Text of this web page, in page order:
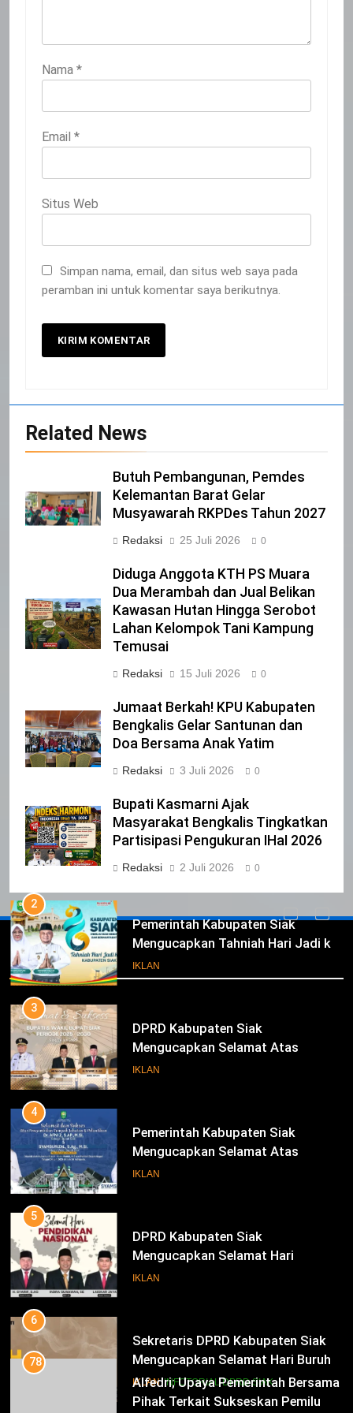
Nama *
Email *
Situs Web
Simpan nama, email, dan situs web saya pada
peramban ini untuk komentar saya berikutnya.
Related News
Butuh Pembangunan, Pemdes
Kelemantan Barat Gelar
Musyawarah RKPDes Tahun 2027
Redaksi 25 Juli 2026 0
Diduga Anggota KTH PS Muara
Dua Merambah dan Jual Belikan
Kawasan Hutan Hingga Serobot
Lahan Kelompok Tani Kampung
Temusai
Redaksi 15 Juli 2026 0
Jumaat Berkah! KPU Kabupaten
Bengkalis Gelar Santunan dan
Doa Bersama Anak Yatim
Redaksi 3 Juli 2026 0
Bupati Kasmarni Ajak
Masyarakat Bengkalis Tingkatkan
Partisipasi Pengukuran IHaI 2026
Redaksi 2 Juli 2026 0
Iklan
IKLAN
Iklan Pemerintah Kabupaten Siak
IKLAN
NORMAN SILITONGA CALEG DPRD
PROVINSI DKI JAKARTA
IKLAN
NURGARAHA HARPAL NOVTEN, SH
CALON ANGGOTA DPRD PROVINSI
Pimpinan Beserta Anggota DPRD
Kabupaten Siak Mengucapkan
IKLAN
2
Pemerintah Kabupaten Siak
Mengucapkan Tahniah Hari Jadi ke-
26 Kabupaten Siak
IKLAN
3
DPRD Kabupaten Siak
Mengucapkan Selamat Atas
Pengambilan Sumpah Jabatan
IKLAN
4
Pemerintah Kabupaten Siak
Mengucapkan Selamat Atas
Pengambilan Sumpah Jabatan
IKLAN
5
DPRD Kabupaten Siak
Mengucapkan Selamat Hari
Pendidikan Nasional
IKLAN
6
Sekretaris DPRD Kabupaten Siak
Mengucapkan Selamat Hari Buruh
IKLAN INFOTORIAL DPRD SIAK
78
Alfedri; Upaya Pemerintah Bersama
Pihak Terkait Sukseskan Pemilu